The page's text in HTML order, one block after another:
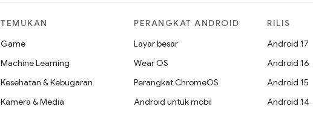
TEMUKAN
Game
Machine Learning
Kesehatan & Kebugaran
Kamera & Media
PERANGKAT ANDROID
Layar besar
Wear OS
Perangkat ChromeOS
Android untuk mobil
RILIS
Android 17
Android 16
Android 15
Android 14